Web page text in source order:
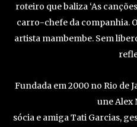
roteiro que baliza ‘As
carro-chefe da companhia.
artista mambembe. Sem
Fundada em 2000 no Rio de
une Alex
sócia e amiga Tati Garcias,